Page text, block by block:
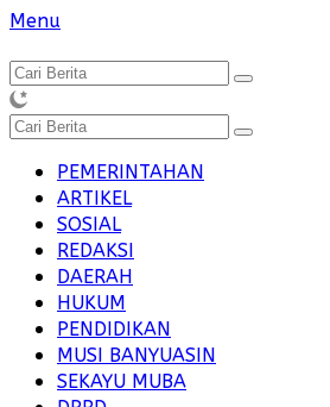
Langsung
konten
Menu
PEMERINTAHAN
ARTIKEL
SOSIAL
REDAKSI
DAERAH
HUKUM
PENDIDIKAN
MUSI BANYUASIN
SEKAYU MUBA